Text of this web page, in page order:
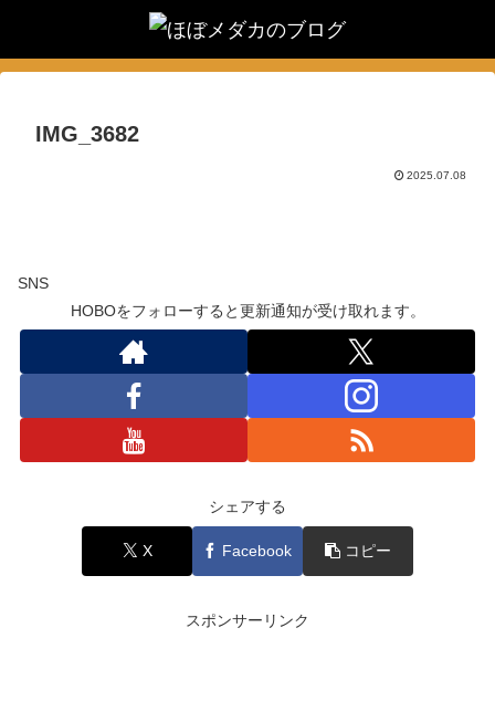
IMG_3682
2025.07.08
SNS
HOBOをフォローすると更新通知が受け取れます。
シェアする
X Facebook コピー
スポンサーリンク